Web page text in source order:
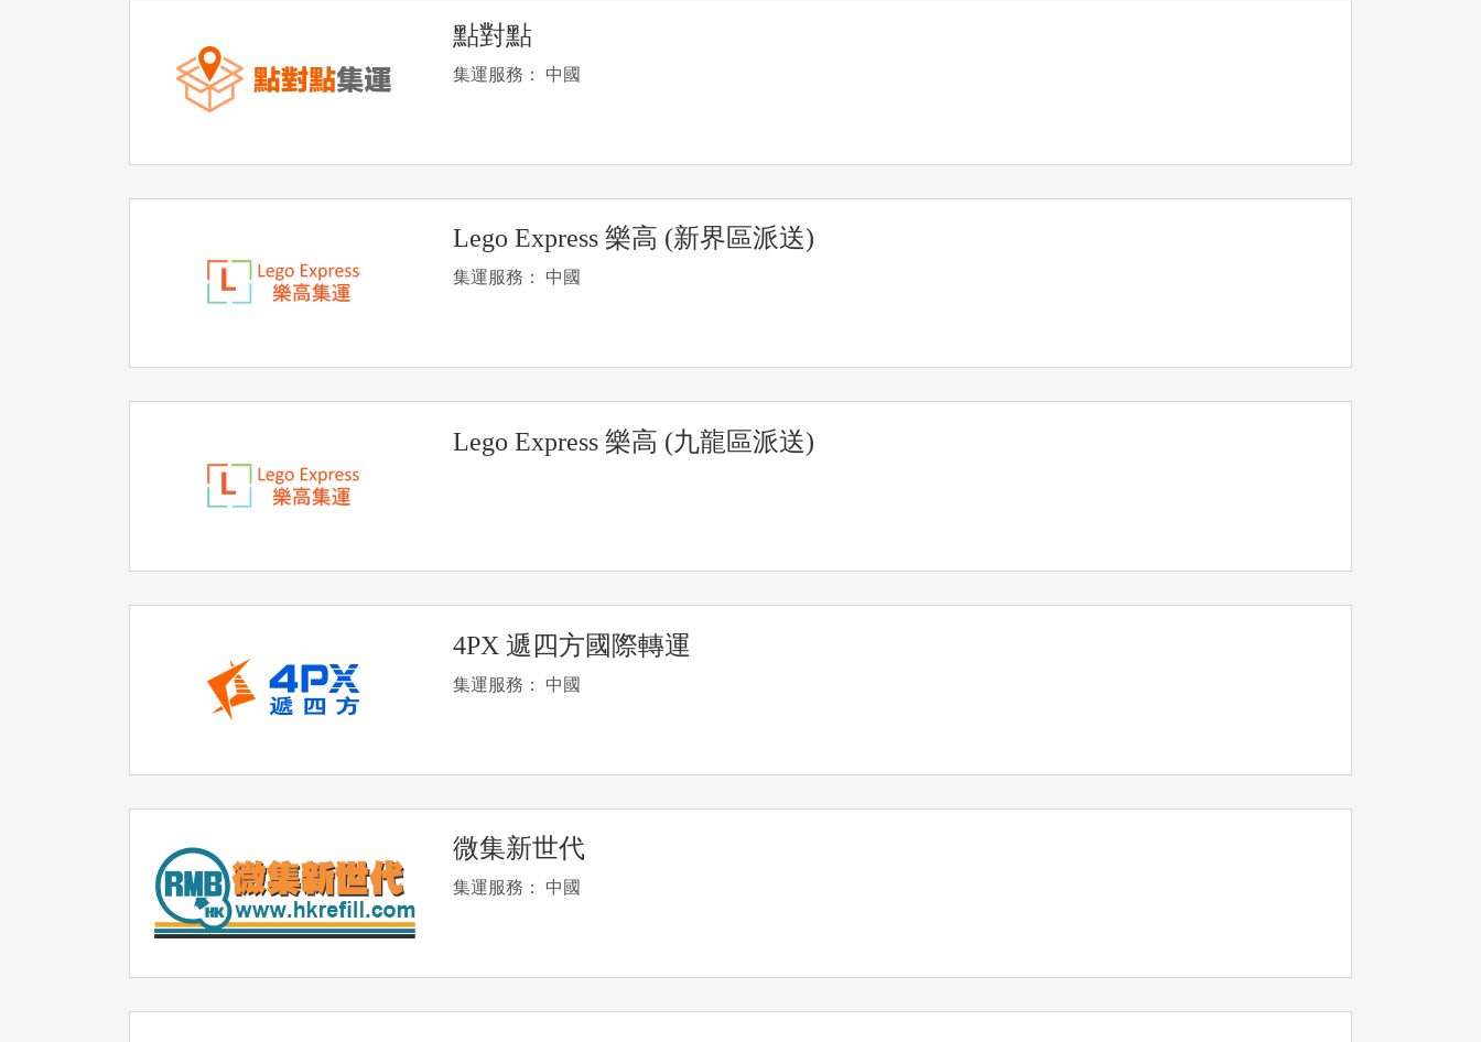
點對點
集運服務： 中國
Lego Express 樂高 (新界區派送)
集運服務： 中國
Lego Express 樂高 (九龍區派送)
4PX 遞四方國際轉運
集運服務： 中國
微集新世代
集運服務： 中國